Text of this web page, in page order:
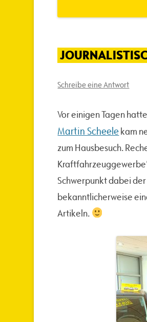
Schreibe eine Antwort
Vor einigen Tagen
Martin Scheelekam
zum Hausbesuch.
Schwerpunkt dabei
bekanntlicherweise
Artikeln.